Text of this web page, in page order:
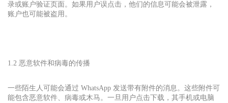
录或账户验证页面。如果用户误点击，他们的信息可能会被泄露，
账户也可能被盗用。
1.2 恶意软件和病毒的传播
一些陌生人可能会通过 WhatsApp 发送带有附件的消息。这些附件可
能包含恶意软件、病毒或木马。一旦用户点击下载，其手机或电脑